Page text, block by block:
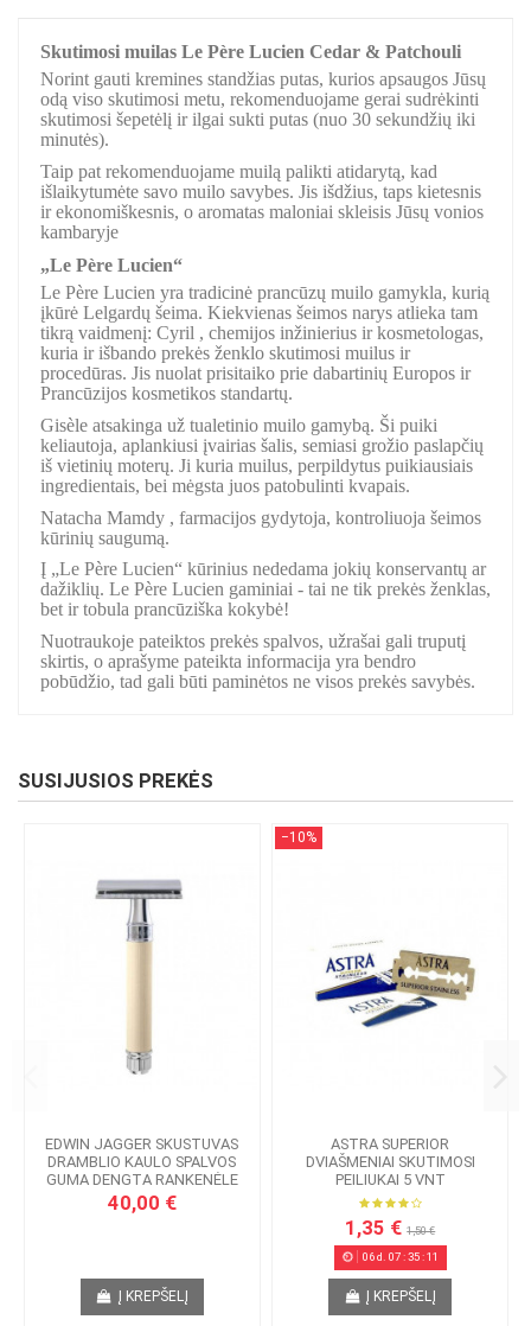
Skutimosi muilas Le Père Lucien Cedar & Patchouli
Norint gauti kremines standžias putas, kurios apsaugos Jūsų
odą viso skutimosi metu, rekomenduojame gerai sudrėkinti
skutimosi šepetėlį ir ilgai sukti putas (nuo 30 sekundžių iki
minutės).
Taip pat rekomenduojame muilą palikti atidarytą, kad
išlaikytumėte savo muilo savybes. Jis išdžius, taps kietesnis
ir ekonomiškesnis, o aromatas maloniai skleisis Jūsų vonios
kambaryje
„Le Père Lucien“
Le Père Lucien yra tradicinė prancūzų muilo gamykla, kurią
įkūrė Lelgardų šeima. Kiekvienas šeimos narys atlieka tam
tikrą vaidmenį: Cyril , chemijos inžinierius ir kosmetologas,
kuria ir išbando prekės ženklo skutimosi muilus ir
procedūras. Jis nuolat prisitaiko prie dabartinių Europos ir
Prancūzijos kosmetikos standartų.
Gisèle atsakinga už tualetinio muilo gamybą. Ši puiki
keliautoja, aplankiusi įvairias šalis, semiasi grožio paslapčių
iš vietinių moterų. Ji kuria muilus, perpildytus puikiausiais
ingredientais, bei mėgsta juos patobulinti kvapais.
Natacha Mamdy , farmacijos gydytoja, kontroliuoja šeimos
kūrinių saugumą.
Į „Le Père Lucien“ kūrinius nededama jokių konservantų ar
dažiklių. Le Père Lucien gaminiai - tai ne tik prekės ženklas,
bet ir tobula prancūziška kokybė!
Nuotraukoje pateiktos prekės spalvos, užrašai gali truputį
skirtis, o aprašyme pateikta informacija yra bendro
pobūdžio, tad gali būti paminėtos ne visos prekės savybės.
SUSIJUSIOS PREKĖS
EDWIN JAGGER SKUSTUVAS
DRAMBLIO KAULO SPALVOS
GUMA DENGTA RANKENĖLE
40,00 €
Į KREPŠELĮ
−10%
ASTRA SUPERIOR
DVIAŠMENIAI SKUTIMOSI
PEILIUKAI 5 VNT
1,35 €1,50 €
06d. 07:35:10
Į KREPŠELĮ